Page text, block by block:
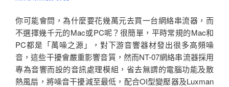
你可能會問，為什麼要花幾萬元去買一台網絡串流器，而
不選擇幾千元的Mac或PC呢？很簡單，平時常規的Mac和
PC都是「萬噪之源」，對下游音響器材發出很多高頻噪
音，這些干擾會嚴重影響音質，然而NT-07網絡串流器採用
專為音響而設的音訊處理模組，省去無謂的電腦功能及散
熱風扇，將噪音干擾減至最低，配合OI型變壓器及Luxman